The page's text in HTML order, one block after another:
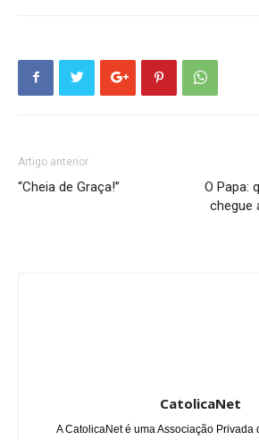
Artigo anterior
“Cheia de Graça!”
O Papa:
chegue
CatolicaNet
A CatolicaNet é uma Associação Privada